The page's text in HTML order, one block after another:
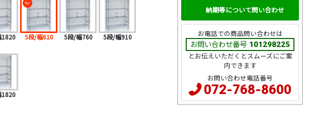
5段/幅610 5段/幅760 5段/幅910
納期等について問い合わせ
お電話での商品問い合わせは
お問い合わせ番号 101298225
とお伝えいただくとスムーズにご案
内できます
お問い合わせ電話番号
072-768-8600